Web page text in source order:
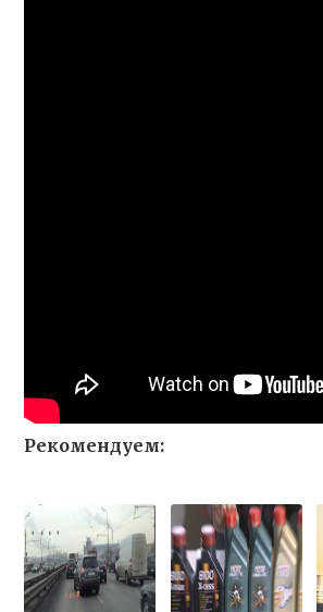
Рекомендуем: